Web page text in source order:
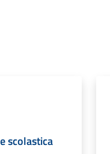
scolastica